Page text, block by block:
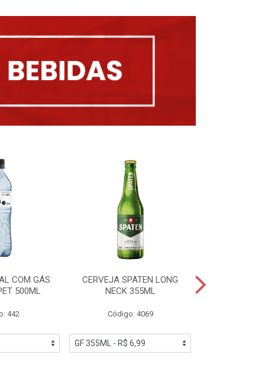
COM GÁS
500ML
442
CERVEJA SPATEN LONG
NECK 355ML
Código: 4069